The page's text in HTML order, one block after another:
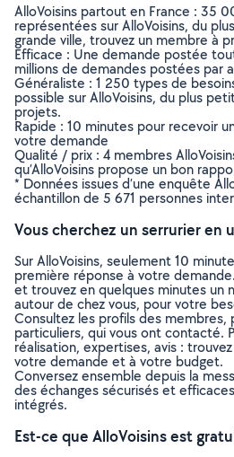
AlloVoisins partout en France : 35
représentées sur AlloVoisins, du
grande ville, trouvez un membre à
Efficace : Une demande postée
millions de demandes postées par
Généraliste : 1 250 types de
possible sur AlloVoisins, du plus
projets.
Rapide : 10 minutes pour recevoir
votre demande
Qualité / prix : 4 membres
qu’AlloVoisins propose un bon
* Données issues d’une enquête
échantillon de 5 671 personnes
Vous cherchez un serrurier en
Sur AlloVoisins, seulement 10
première réponse à votre
et trouvez en quelques minutes un
autour de chez vous, pour votre
Consultez les profils des membres,
particuliers, qui vous ont contacté.
réalisation, expertises, avis :
votre demande et à votre budget.
Conversez ensemble depuis la
des échanges sécurisés et
intégrés.
Est-ce que AlloVoisins est